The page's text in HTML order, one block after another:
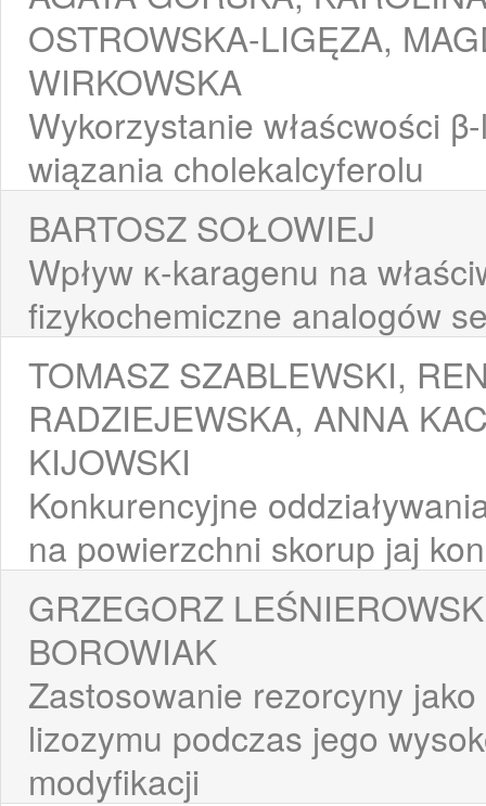
OSTROWSKA-LIGĘZA,
WIRKOWSKA
Wykorzystanie właścwości
wiązania cholekalcyferolu
BARTOSZ SOŁOWIEJ
Wpływ κ-karagenu na
fizykochemiczne analogów
TOMASZ SZABLEWSKI,
RADZIEJEWSKA, ANNA
KIJOWSKI
Konkurencyjne
na powierzchni skorup jaj
GRZEGORZ
BOROWIAK
Zastosowanie rezorcyny
lizozymu podczas jego
modyfikacji